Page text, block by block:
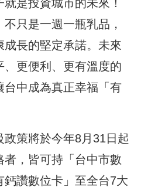
是投資城市的未來！
只是一週一瓶乳品，
長的堅定承諾。未來
更便利、更有溫度的
中成為真正幸福「有
策將於今年8月31日起
，皆可持「台中市數
讚數位卡」至全台7大